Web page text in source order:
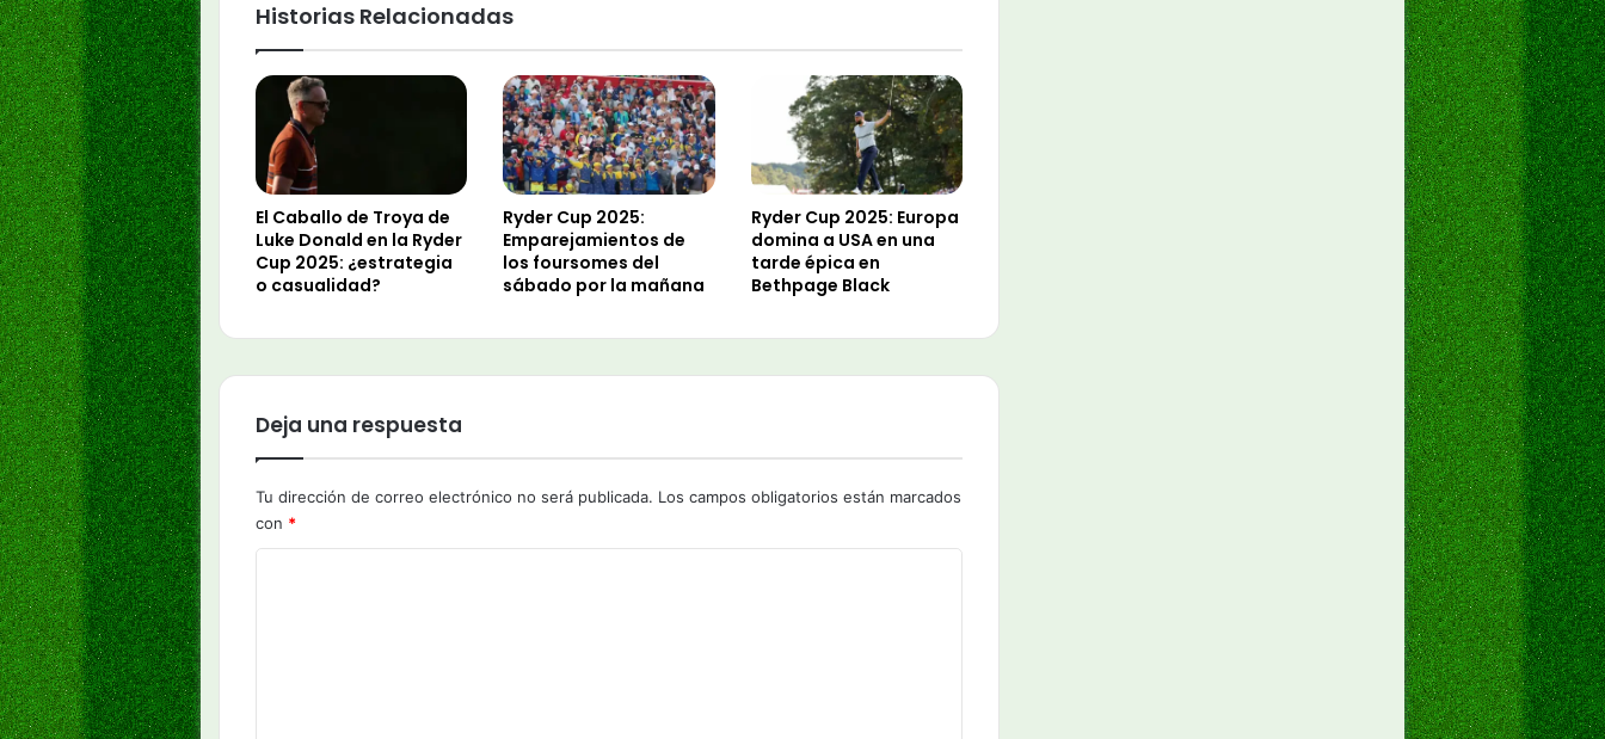
Historias Relacionadas
El Caballo de Troya de
Luke Donald en la Ryder
Cup 2025: ¿estrategia
o casualidad?
Ryder Cup 2025:
Emparejamientos de
los foursomes del
sábado por la mañana
Ryder Cup 2025: Europa
domina a USA en una
tarde épica en
Bethpage Black
Deja una respuesta
Tu dirección de correo electrónico no será publicada. Los campos obligatorios están marcados
con *